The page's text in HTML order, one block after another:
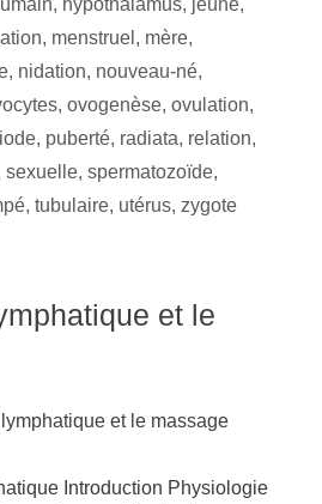
, menstruel , mère,
, nidation, nouveau-né,
, ovogenèse, ovulation,
, puberté, radiata, relation,
sexuelle, spermatozoïde,
, tubulaire, utérus, zygote
et le
Introduction Physiologie